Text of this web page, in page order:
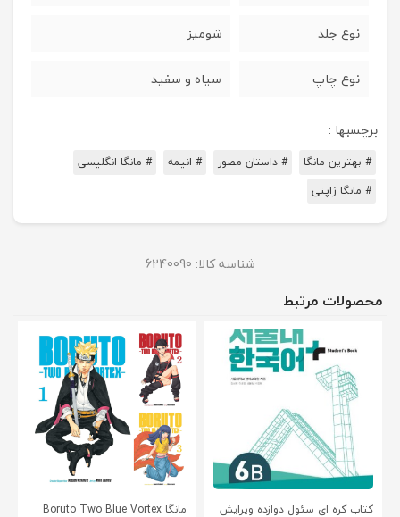
نوع جلد شومیز
نوع چاپ سیاه و سفید
برچسبها :
# بهترین مانگا # داستان مصور # انیمه
# مانگا انگلیسی
# مانگا ژاپنی
شناسه کالا: 6240090
محصولات مرتبط
کتاب کره ای سئول دوازده ویرایش
مانگا Boruto Two Blue Vortex